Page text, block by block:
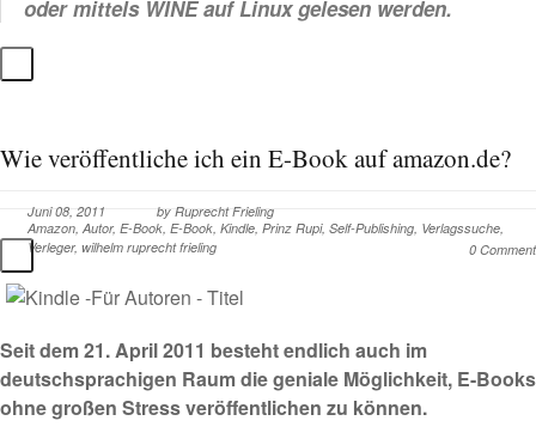
oder mittels WINE auf Linux gelesen werden.
Wie veröffentliche ich ein E-Book auf amazon.de?
Juni 08, 2011 by Ruprecht Frieling
Amazon, Autor, E-Book, E-Book, Kindle, Prinz Rupi, Self-Publishing, Verlagssuche,
Verleger, wilhelm ruprecht frieling 0 Comment
Seit dem 21. April 2011 besteht endlich auch im
deutschsprachigen Raum die geniale Möglichkeit, E-Books
ohne großen Stress veröffentlichen zu können.